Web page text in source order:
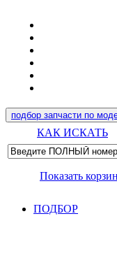
подбор запчасти по
КАК ИСКАТЬ
Показать
ПОДБОР